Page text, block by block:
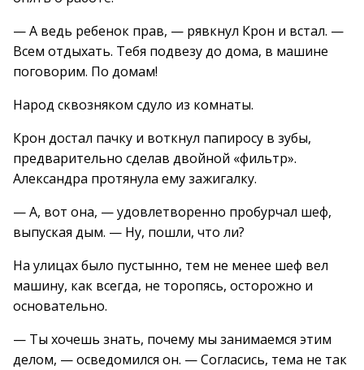
— А ведь ребенок прав, — рявкнул Крон и встал. —
Всем отдыхать. Тебя подвезу до дома, в машине
поговорим. По домам!
Народ сквозняком сдуло из комнаты.
Крон достал пачку и воткнул папиросу в зубы,
предварительно сделав двойной «фильтр».
Александра протянула ему зажигалку.
— А, вот она, — удовлетворенно пробурчал шеф,
выпуская дым. — Ну, пошли, что ли?
На улицах было пустынно, тем не менее шеф вел
машину, как всегда, не торопясь, осторожно и
основательно.
— Ты хочешь знать, почему мы занимаемся этим
делом, — осведомился он. — Согласись, тема не так